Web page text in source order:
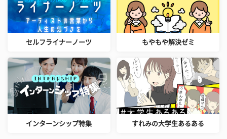
セルフライナーノーツ もやもや解決ゼミ
インターンシップ特集 すれみの大学生あるある